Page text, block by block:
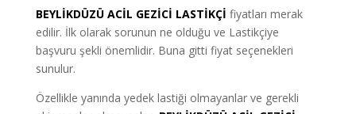
BEYLİKDÜZÜ ACİL GEZİCİ LASTİKÇİ fiyatları merak
edilir. İlk olarak sorunun ne olduğu ve Lastikçiye
başvuru şekli önemlidir. Buna gitti fiyat seçenekleri
sunulur.
Özellikle yanında yedek lastiği olmayanlar ve gerekli